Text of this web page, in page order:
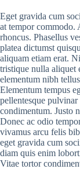
Eget gravida cum
at tempor commodo.
rhoncus. Phasellus
platea dictumst
aliquam etiam erat.
tristique nulla aliquet
elementum nibh
Elementum tempus
pellentesque
condimentum. Justo
Donec ac odio
vivamus arcu felis
eget gravida cum
diam quis enim
Vitae tortor